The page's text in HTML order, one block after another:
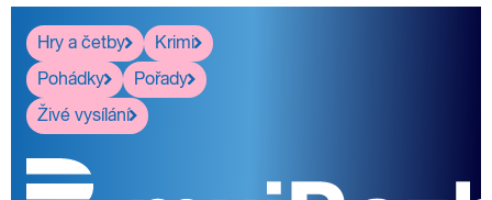
Hry a četby
Krimi
Pohádky
Pořady
Živé vysílání